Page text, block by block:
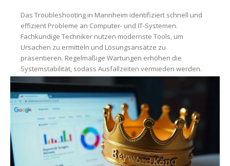
Das Troubleshooting in Mannheim identifiziert schnell und
effizient Probleme an Computer- und IT-Systemen.
Fachkundige Techniker nutzen modernste Tools, um
Ursachen zu ermitteln und Lösungsansätze zu
präsentieren. Regelmäßige Wartungen erhöhen die
Systemstabilität, sodass Ausfallzeiten vermieden werden.